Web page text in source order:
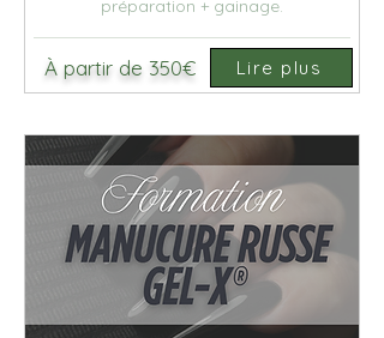
préparation + gainage.
À partir de 350€ Lire plus